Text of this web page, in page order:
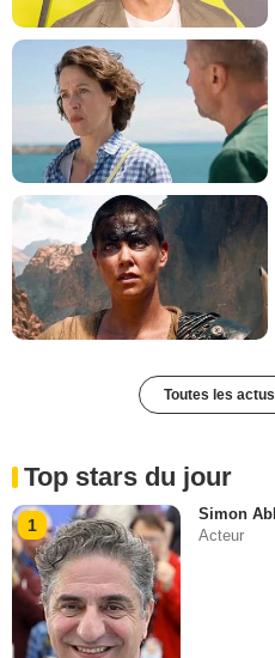
Toutes les
Top stars du jour
1
Simon
Acteur